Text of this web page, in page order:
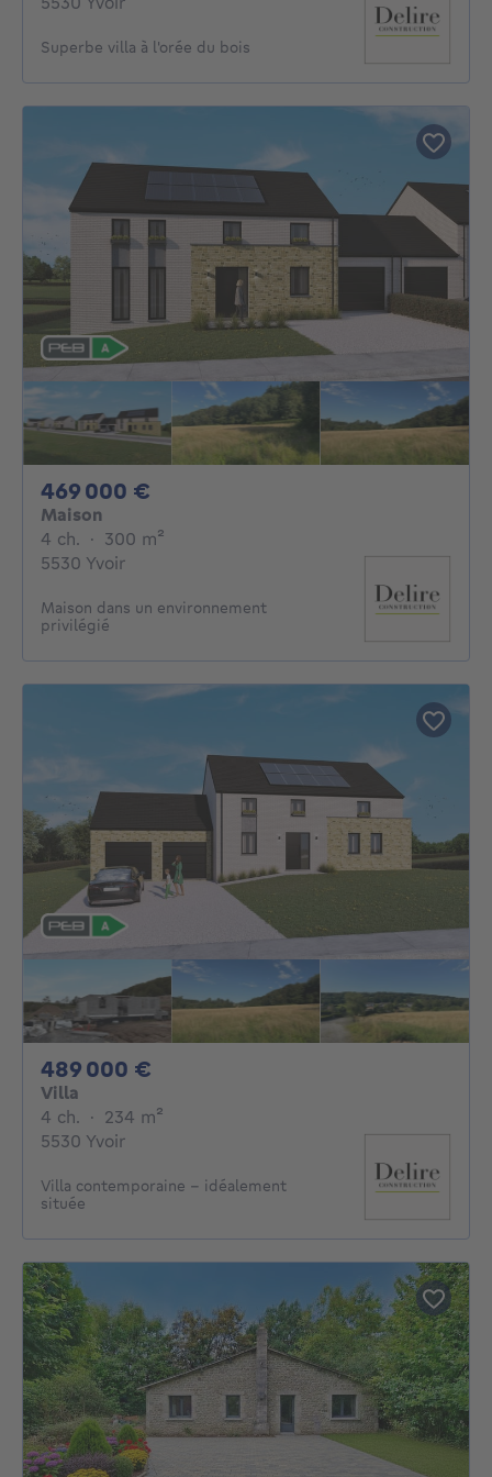
Superbe villa à l'orée du bois
469 000 €
Maison
4 ch. 4 chambres
· 300 m²
5530 Yvoir
Maison dans un environnement
privilégié
489 000 €
Villa
4 ch. 4 chambres
· 234 m²
5530 Yvoir
Villa contemporaine - idéalement
située